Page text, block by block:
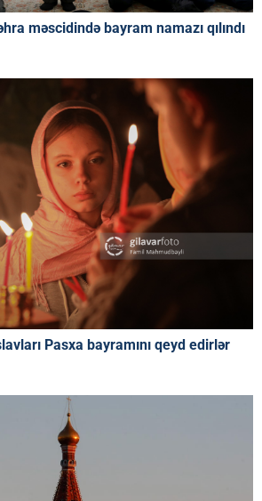
məscidində bayram namazı qılındı
Pasxa bayramını qeyd edirlər